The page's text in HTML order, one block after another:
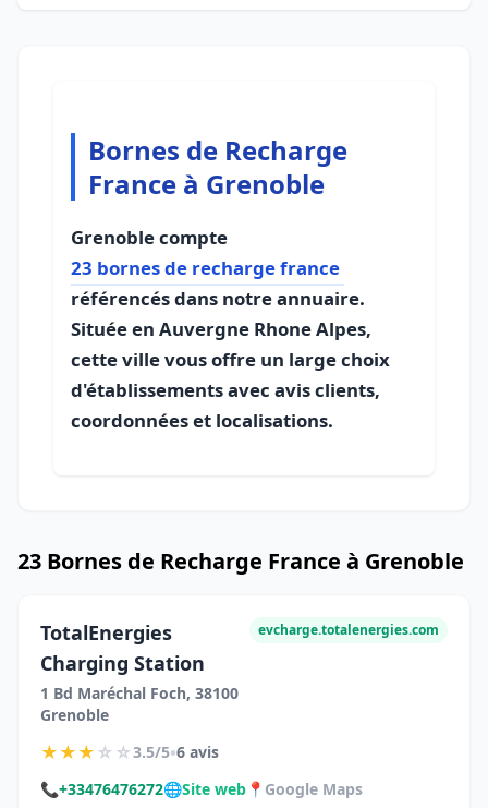
Bornes de Recharge
France à Grenoble
Grenoble compte
23 bornes de recharge france
référencés dans notre annuaire.
Située en Auvergne Rhone Alpes,
cette ville vous offre un large choix
d'établissements avec avis clients,
coordonnées et localisations.
23 Bornes de Recharge France à Grenoble
TotalEnergies
Charging Station
1 Bd Maréchal Foch, 38100
Grenoble
evcharge.totalenergies.com
★★★☆☆3.5/5•6 avis
📞+33476476272🌐Site web 📍 Google Maps